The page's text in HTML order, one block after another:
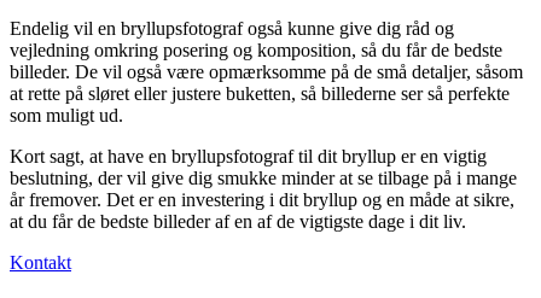
Endelig vil en bryllupsfotograf også kunne give dig råd og
vejledning omkring posering og komposition, så du får de bedste
billeder. De vil også være opmærksomme på de små detaljer, såsom
at rette på sløret eller justere buketten, så billederne ser så perfekte
som muligt ud.
Kort sagt, at have en bryllupsfotograf til dit bryllup er en vigtig
beslutning, der vil give dig smukke minder at se tilbage på i mange
år fremover. Det er en investering i dit bryllup og en måde at sikre,
at du får de bedste billeder af en af ​​de vigtigste dage i dit liv.
Kontakt